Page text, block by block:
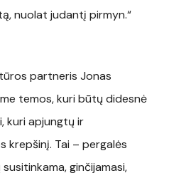
nuolat judantį pirmyn.“
partneris Jonas
temos, kuri būtų didesnė
kuri apjungtų ir
krepšinį. Tai – pergalės
ginčijamasi,